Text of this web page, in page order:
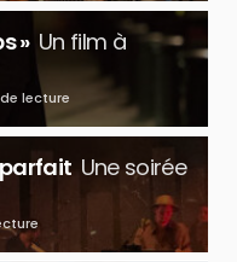
» Un film à
lecture
parfait Une soirée